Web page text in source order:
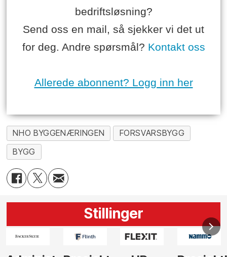
bedriftsløsning?
Send oss en mail, så sjekker vi det ut
for deg. Andre spørsmål? Kontakt oss
Allerede abonnent? Logg inn her
NHO BYGGENÆRINGEN
FORSVARSBYGG
BYGG
Stillinger